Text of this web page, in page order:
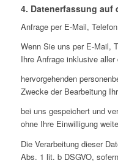
4. Datenerfassung auf
Anfrage per E-Mail,
Wenn Sie uns per E-Mail,
Ihre Anfrage inklusive aller
hervorgehenden
Zwecke der Bearbeitung
bei uns gespeichert und
ohne Ihre Einwilligung
Die Verarbeitung dieser
Abs. 1 lit. b DSGVO,